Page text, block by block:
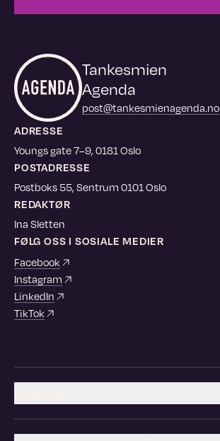
Tankesmien
Agenda
post@tankesmienagenda.no
ADRESSE
Youngs gate 7–9, 0181 Oslo
POSTADRESSE
Postboks 55, Sentrum 0101 Oslo
REDAKTØR
Ina Sletten
FØLG OSS I SOSIALE MEDIER
Facebook
Instagram
LinkedIn
TikTok